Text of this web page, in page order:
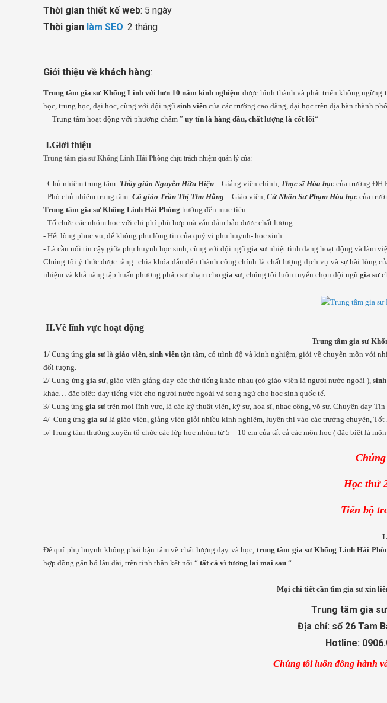
Thời gian thiết kế web: 5 ngày
Thời gian làm SEO: 2 tháng
Giới thiệu về khách hàng:
Trung tâm gia sư Khổng Linh với hơn 10 năm kinh nghiệm được hình thành và phát triển không ngừng
học, trung học, đại hoc, cùng với đội ngũ sinh viên của các trường cao đẳng, đại học trên địa bàn thành phố
Trung tâm hoạt động với phương châm ” uy tín là hàng đầu, chất lượng là cốt lõi“
I.Giới thiệu
Trung tâm gia sư Khổng Linh Hải Phòng chịu trách nhiệm quản lý của:
- Chủ nhiệm trung tâm: Thầy giáo Nguyễn Hữu Hiệu – Giảng viên chính, Thạc sĩ Hóa học của trường ĐH
- Phó chủ nhiệm trung tâm: Cô giáo Trần Thị Thu Hằng – Giáo viên, Cử Nhân Sư Phạm Hóa học của
Trung tâm gia sư Khổng Linh Hải Phòng hướng đến mục tiêu:
- Tổ chức các nhóm học với chi phí phù hợp mà vẫn đảm bảo được chất lượng
- Hết lòng phục vụ, để không phụ lòng tin của quý vị phụ huynh- học sinh
- Là cầu nối tin cậy giữa phụ huynh học sinh, cùng với đội ngũ gia sư nhiệt tình đang hoạt động và làm
Chúng tôi ý thức được rằng: chìa khóa dẫn đến thành công chính là chất lượng dịch vụ và sự hài lòng
nhiệm và khả năng tập huấn phương pháp sư phạm cho gia sư, chúng tôi luôn tuyển chọn đội ngũ gia sư
II.Về lĩnh vực hoạt động
Trung tâm gia sư
1/ Cung ứnggia sư làgiáo viên ,sinh viên tận tâm, có trình độ và kinh nghiệm, giỏi về chuyên môn với
đối tượng.
2/ Cung ứng gia sư , giáo viên giảng dạy các thứ tiếng khác nhau (có giáo viên là người nước ngoài ),
khác… đặc biệt: dạy tiếng việt cho người nước ngoài và song ngữ cho học sinh quốc tế.
3/ Cung ứng gia sư trên mọi lĩnh vực, là các kỹ thuật viên, kỹ sư, họa sĩ, nhạc công, võ sư. Chuyên dạy
4/ Cung ứng gia sư là giáo viên, giảng viên giỏi nhiều kinh nghiệm, luyện thi vào các trường chuyên,
5/ Trung tâm thường xuyên tổ chức các lớp học nhóm từ 5 – 10 em của tất cả các môn học ( đặc biệt là
Học thử
Tiến bộ
Để quí phụ huynh không phải bận tâm về chất lượng dạy và học, trung tâm gia sư Khổng Linh Hải
hợp đồng gắn bó lâu dài, trên tinh thần kết nối “ tất cả vì tương lai mai sau “
Mọi chi tiết cần tìm gia sư xin
Trung tâm gia
Địa chỉ: số 26 Tam
Hotline:
Chúng tôi luôn đồng hành